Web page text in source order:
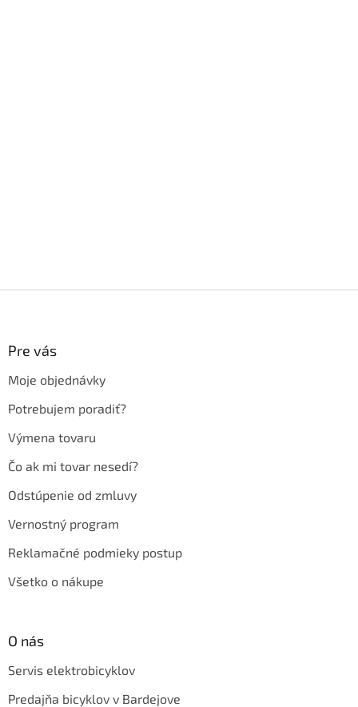
Pre vás
Moje objednávky
Potrebujem poradiť?
Výmena tovaru
Čo ak mi tovar nesedí?
Odstúpenie od zmluvy
Vernostný program
Reklamačné podmieky postup
Všetko o nákupe
O nás
Servis elektrobicyklov
Predajňa bicyklov v Bardejove